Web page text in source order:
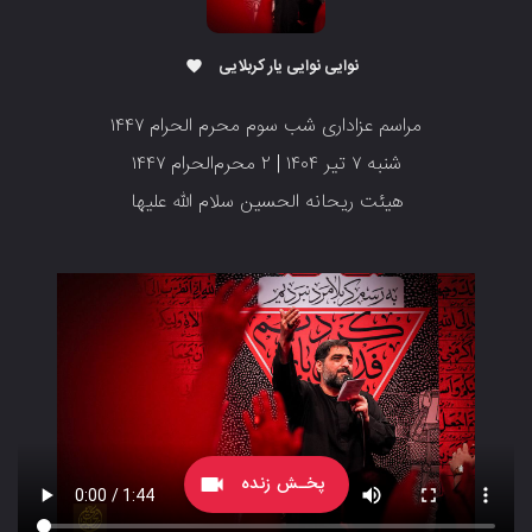
videocam پخـش زنده
نوایی نوایی یار کربلایی favorite
مراسم عزاداری شب سوم محرم الحرام ۱۴۴۷
شنبه ۷ تیر ۱۴۰۴ | ۲ محرم‌الحرام ۱۴۴۷
هیئت ریحانه الحسین سلام الله علیها